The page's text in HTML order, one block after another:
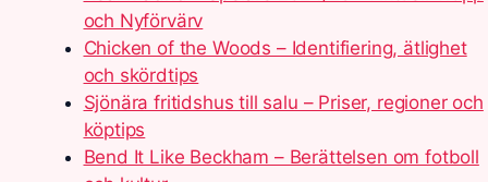
och Nyförvärv
Chicken of the Woods – Identifiering, ätlighet
och skördtips
Sjönära fritidshus till salu – Priser, regioner och
köptips
Bend It Like Beckham – Berättelsen om fotboll